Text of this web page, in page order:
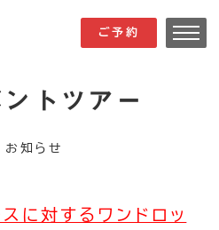
ご予約
ご予約
トツアー
ゴリー
お知らせ
に対するワンドロッ